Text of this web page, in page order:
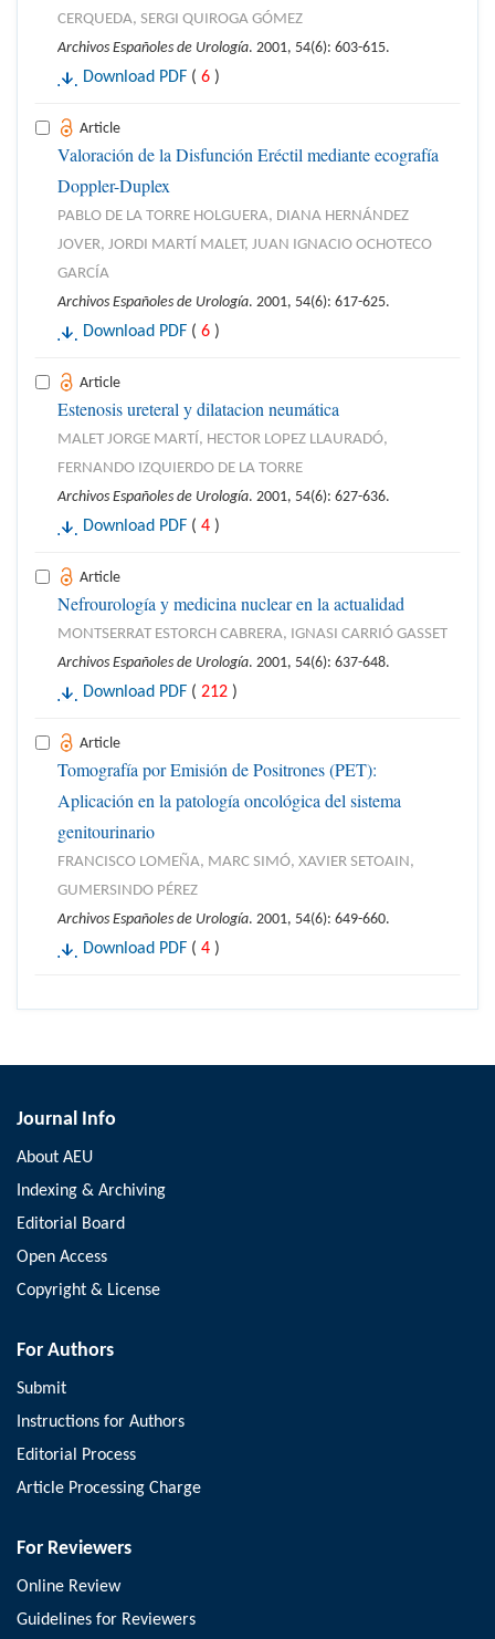
CERQUEDA, SERGI QUIROGA GÓMEZ
Archivos Españoles de Urología. 2001, 54(6): 603-615.
Download PDF ( 6 )
Article
Valoración de la Disfunción Eréctil mediante ecografía
Doppler-Duplex
PABLO DE LA TORRE HOLGUERA, DIANA HERNÁNDEZ
JOVER, JORDI MARTÍ MALET, JUAN IGNACIO OCHOTECO
GARCÍA
Archivos Españoles de Urología. 2001, 54(6): 617-625.
Download PDF ( 6 )
Article
Estenosis ureteral y dilatacion neumática
MALET JORGE MARTÍ, HECTOR LOPEZ LLAURADÓ,
FERNANDO IZQUIERDO DE LA TORRE
Archivos Españoles de Urología. 2001, 54(6): 627-636.
Download PDF ( 4 )
Article
Nefrourología y medicina nuclear en la actualidad
MONTSERRAT ESTORCH CABRERA, IGNASI CARRIÓ GASSET
Archivos Españoles de Urología. 2001, 54(6): 637-648.
Download PDF ( 212 )
Article
Tomografía por Emisión de Positrones (PET):
Aplicación en la patología oncológica del sistema
genitourinario
FRANCISCO LOMEÑA, MARC SIMÓ, XAVIER SETOAIN,
GUMERSINDO PÉREZ
Archivos Españoles de Urología. 2001, 54(6): 649-660.
Download PDF ( 4 )
Journal Info
About AEU
Indexing & Archiving
Editorial Board
Open Access
Copyright & License
For Authors
Submit
Instructions for Authors
Editorial Process
Article Processing Charge
For Reviewers
Online Review
Guidelines for Reviewers